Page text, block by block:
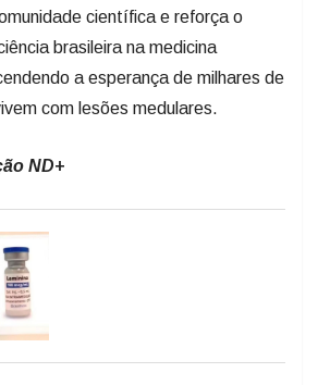
científica e reforça o
brasileira na medicina
a esperança de milhares de
com lesões medulares.
ND+